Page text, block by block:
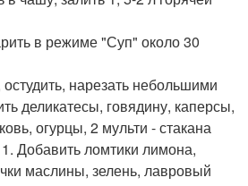
в режиме "Суп" около 30
нарезать небольшими
деликатесы, говядину, каперсы,
огурцы, 2 мульти - стакана
Добавить ломтики лимона,
маслины, зелень, лавровый